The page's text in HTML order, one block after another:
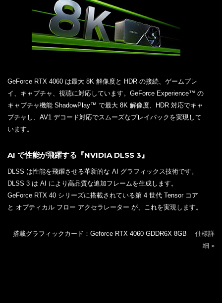
GeForce RTX 4060 は最大 8K 解像度と HDR の接続、ゲームプレ
イ、キャプチャ、視聴に対応しています。GeForce Experience™ の
キャプチャ機能 ShadowPlay™ で最大 8K 解像度、HDR 対応でキャ
プチャし、AV1 デコード対応でスムーズなプレイバックを実現して
います。
AI で性能が飛躍する『NVIDIA DLSS 3』
DLSS は性能を飛躍させる革新的な AI グラフィックス技術です。
DLSS 3 は AI により高品質な追加フレームを生成します。
GeForce RTX 40 シリーズに搭載されている第 4 世代 Tensor コア
と オプティカル フロー アクセラレーター が、これを実現します。
搭載グラフィックカード：Geforce RTX 4060 GDDR6X 8GB 仕様詳
細 »